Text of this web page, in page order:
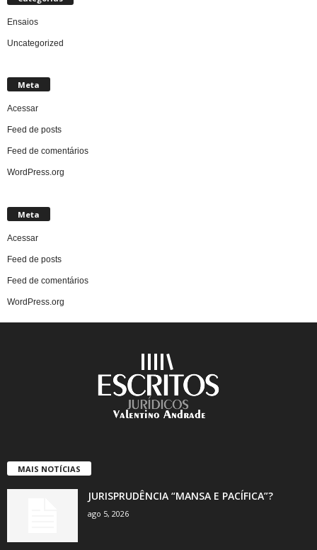
Ensaios
Uncategorized
Meta
Acessar
Feed de posts
Feed de comentários
WordPress.org
Meta
Acessar
Feed de posts
Feed de comentários
WordPress.org
MAIS NOTÍCIAS
JURISPRUDÊNCIA “MANSA E PACÍFICA”?
ago 5, 2026